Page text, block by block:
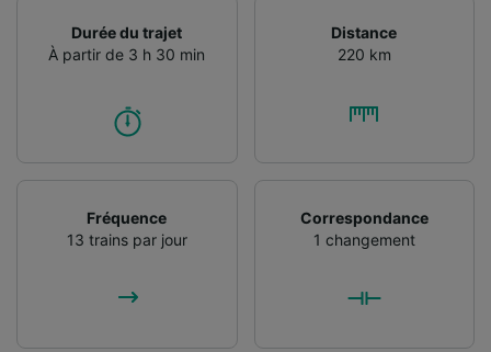
Durée du trajet
À partir de 3 h 30 min
Distance
220 km
Fréquence
13 trains par jour
Correspondance
1 changement